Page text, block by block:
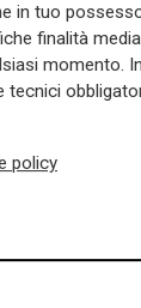
e su
in tuo
finalità
momento.
tecnici
policy